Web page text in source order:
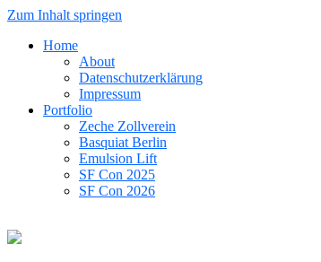
Zum Inhalt springen
Home
About
Datenschutzerklärung
Impressum
Portfolio
Zeche Zollverein
Basquiat Berlin
Emulsion Lift
SF Con 2025
SF Con 2026
rajue